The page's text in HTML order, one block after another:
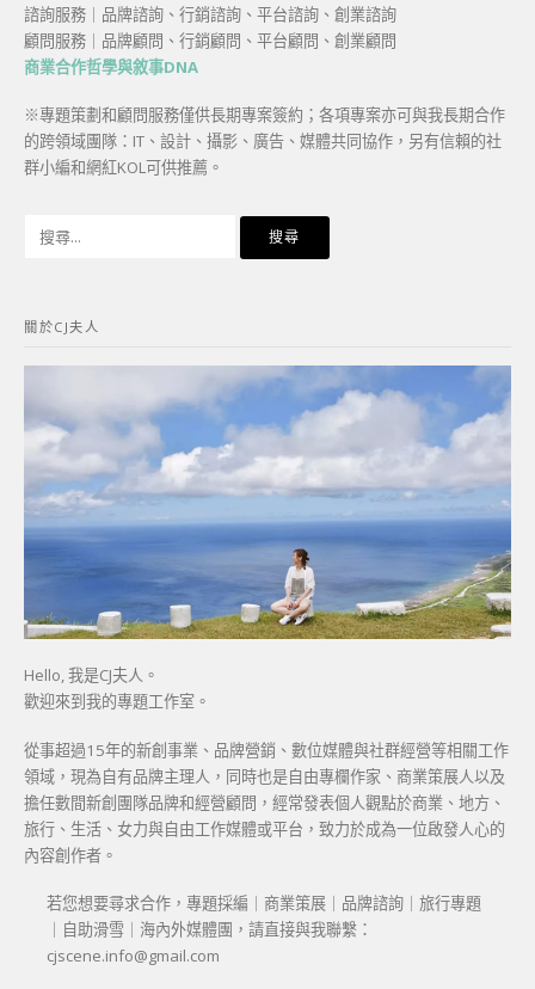
諮詢服務｜品牌諮詢、行銷諮詢、平台諮詢、創業諮詢
顧問服務｜品牌顧問、行銷顧問、平台顧問、創業顧問
商業合作哲學與敘事DNA
※專題策劃和顧問服務僅供長期專案簽約；各項專案亦可與我長期合作
的跨領域團隊：IT、設計、攝影、廣告、媒體共同協作，另有信賴的社
群小編和網紅KOL可供推薦。
字:
關於CJ夫人
Hello, 我是CJ夫人。
歡迎來到我的專題工作室。
從事超過15年的新創事業、品牌營銷、數位媒體與社群經營等相關工作
領域，現為自有品牌主理人，同時也是自由專欄作家、商業策展人以及
擔任數間新創團隊品牌和經營顧問，經常發表個人觀點於商業、地方、
旅行、生活、女力與自由工作媒體或平台，致力於成為一位啟發人心的
內容創作者。
若您想要尋求合作，專題採編｜商業策展｜品牌諮詢｜旅行專題
｜自助滑雪｜海內外媒體團，請直接與我聯繫：
cjscene.info@gmail.com